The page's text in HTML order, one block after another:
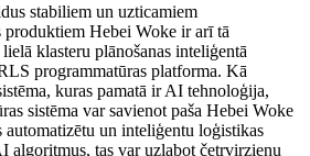
stabiliem un uzticamiem
produktiem Hebei Woke ir arī tā
klasteru plānošanas inteliģentā
programmatūras platforma. Kā
kuras pamatā ir AI tehnoloģija,
sistēma var savienot paša Hebei Woke
automatizētu un inteliģentu loģistikas
algoritmus, tas var uzlabot četrvirzienu